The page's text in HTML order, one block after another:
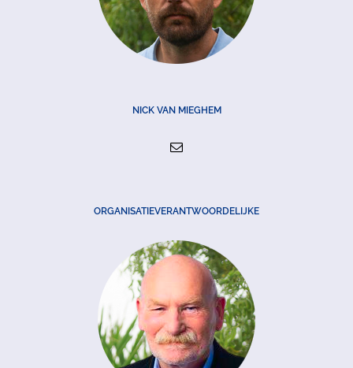
NICK VAN MIEGHEM
ORGANISATIEVERANTWOORDELIJKE